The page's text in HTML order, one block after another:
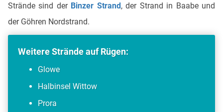
Strände sind der Binzer Strand, der Strand in Baabe und
der Göhren Nordstrand.
Weitere Strände auf Rügen:
Glowe
Halbinsel Wittow
Prora